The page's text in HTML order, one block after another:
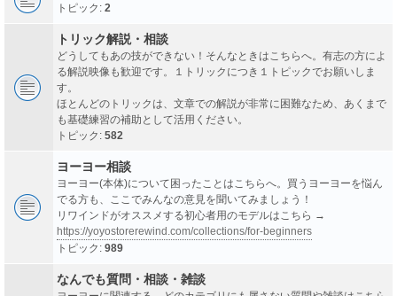
トピック: 2
トリック解説・相談
どうしてもあの技ができない！そんなときはこちらへ。有志の方によ
る解説映像も歓迎です。１トリックにつき１トピックでお願いしま
す。
ほとんどのトリックは、文章での解説が非常に困難なため、あくまで
も基礎練習の補助として活用ください。
トピック: 582
ヨーヨー相談
ヨーヨー(本体)について困ったことはこちらへ。買うヨーヨーを悩ん
でる方も、ここでみんなの意見を聞いてみましょう！
リワインドがオススメする初心者用のモデルはこちら →
https://yoyostorerewind.com/collections/for-beginners
トピック: 989
なんでも質問・相談・雑談